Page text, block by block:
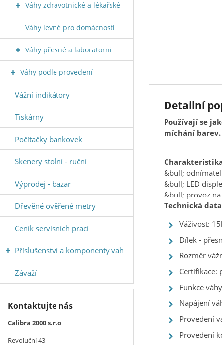
Detailní
Používají se
míchání barev.
&bull;
&bull; LED
&bull; provoz
Technická
Váživost:
Dílek -
Rozměr
Certifikace:
Funkce
Napájení
Provedení
Provedení
Váhy zdravotnické a lékařské
Váhy levné pro domácnosti
Váhy přesné a laboratorní
Váhy podle provedení
Vážní indikátory
Tiskárny
Počítačky bankovek
Skenery stolní - ruční
Výprodej - bazar
Dřevěné ověřené metry
Ceník servisních prací
Příslušenství a komponenty vah
Závaží
Kontaktujte nás
Calibra 2000 s.r.o
Revoluční 43